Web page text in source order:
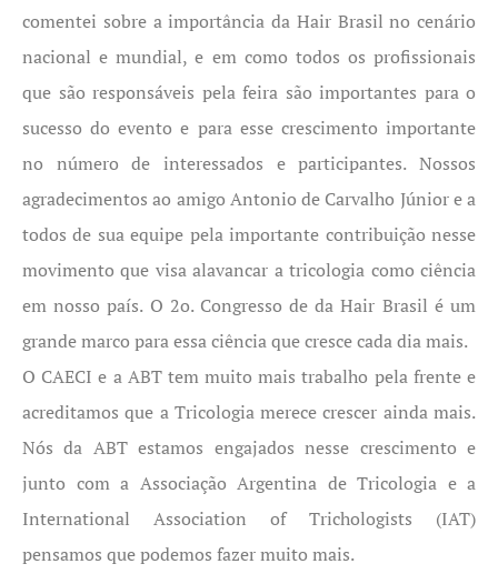
comentei sobre a importância da Hair Brasil no cenário
nacional e mundial, e em como todos os profissionais
que são responsáveis pela feira são importantes para o
sucesso do evento e para esse crescimento importante
no número de interessados e participantes. Nossos
agradecimentos ao amigo Antonio de Carvalho Júnior e a
todos de sua equipe pela importante contribuição nesse
movimento que visa alavancar a tricologia como ciência
em nosso país. O 2o. Congresso de da Hair Brasil é um
grande marco para essa ciência que cresce cada dia mais.
O CAECI e a ABT tem muito mais trabalho pela frente e
acreditamos que a Tricologia merece crescer ainda mais.
Nós da ABT estamos engajados nesse crescimento e
junto com a Associação Argentina de Tricologia e a
International Association of Trichologists (IAT)
pensamos que podemos fazer muito mais.